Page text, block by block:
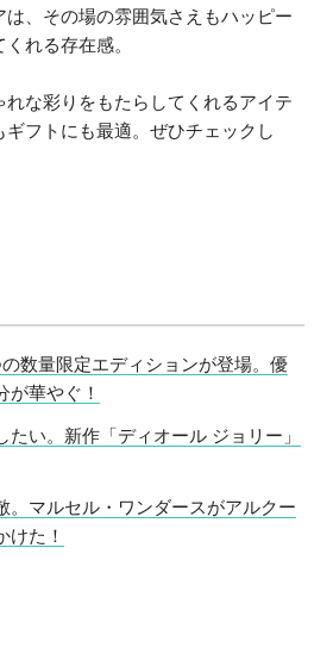
は、その場の雰囲気さえもハッピー
れる存在感。
れな彩りをもたらしてくれるアイテ
ギフトにも最適。ぜひチェックし
数量限定エディションが登場。優
が華やぐ！
たい。新作「ディオール ジョリー」
。マルセル・ワンダースがアルクー
けた！